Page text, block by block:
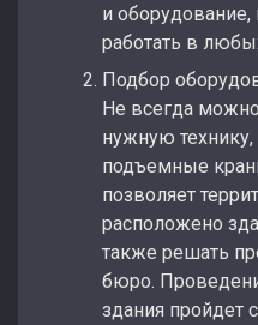
и
работать в
Подбор
Не всегда
нужную
подъемные
позволяет
расположено
также решать
бюро.
здания пройдет